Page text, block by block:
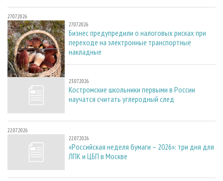
27.07.2026
27.07.2026
Бизнес предупредили о налоговых рисках при
переходе на электронные транспортные
накладные
23.07.2026
23.07.2026
Костромские школьники первыми в России
научатся считать углеродный след
22.07.2026
22.07.2026
«Российская неделя бумаги – 2026»: три дня для
ЛПК и ЦБП в Москве